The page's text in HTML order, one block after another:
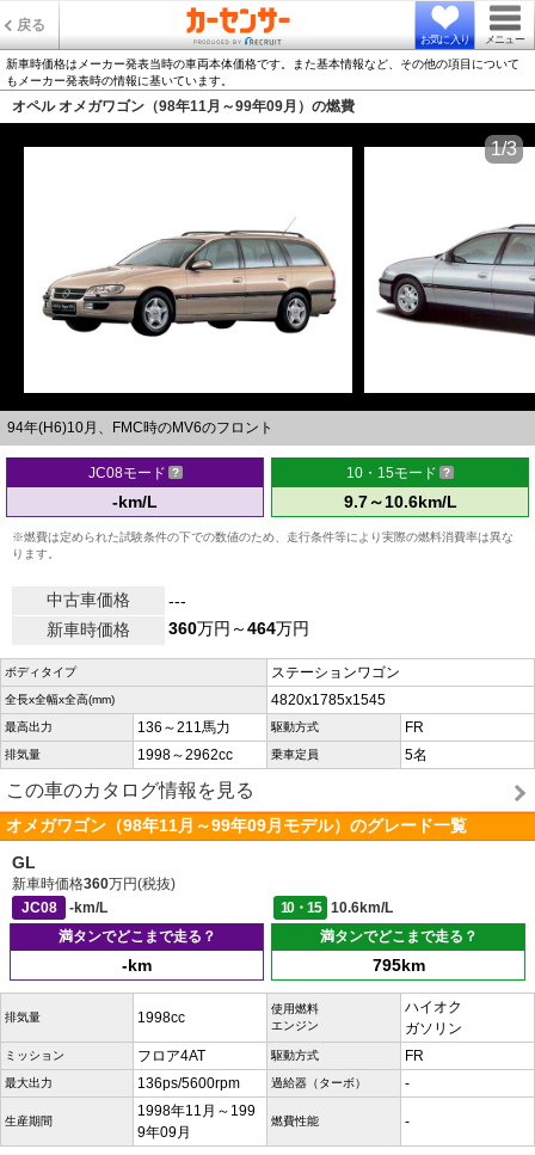
戻る
お気に入り メニュー
新車時価格はメーカー発表当時の車両本体価格です。また基本情報など、その他の項目について
もメーカー発表時の情報に基いています。
オペル オメガワゴン（98年11月～99年09月）の燃費
94年(H6)10月、FMC時のMV6のフロント
1/3
JC08モード
-km/L
10・15モード
9.7～10.6km/L
※燃費は定められた試験条件の下での数値のため、走行条件等により実際の燃料消費率は異な
ります。
中古車価格
---
新車時価格
360万円～464万円
ボディタイプ ステーションワゴン
全長x全幅x全高(mm) 4820x1785x1545
最高出力 136～211馬力 駆動方式 FR
排気量 1998～2962cc 乗車定員 5名
この車のカタログ情報を見る
オメガワゴン（98年11月～99年09月モデル）のグレード一覧
GL
新車時価格360万円(税抜)
JC08
-km/L 10・15
10.6km/L
満タンでどこまで走る？
-km
満タンでどこまで走る？
795km
排気量 1998cc
使用燃料
エンジン
ハイオク
ガソリン
ミッション フロア4AT 駆動方式 FR
最大出力 136ps/5600rpm 過給器（ターボ） -
生産期間
1998年11月～199
9年09月
燃費性能 -